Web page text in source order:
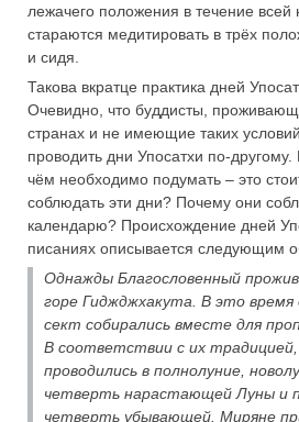
лежачего положения в течение
стараются медитировать в трёх
и сидя.
Такова вкратце практика дней
Очевидно, что буддисты,
странах и не имеющие таких
проводить дни Упосатхи по-
чём необходимо подумать – это
соблюдать эти дни? Почему они
календарю? Происхождение дней
писаниях описывается следующим
Однажды Благословенный
горе Гиджджхакута. В это время
сект собирались вместе для
В соответствии с их
проводились в полнолуние,
четверть нарастающей Луны и
четверть убывающей. Миряне